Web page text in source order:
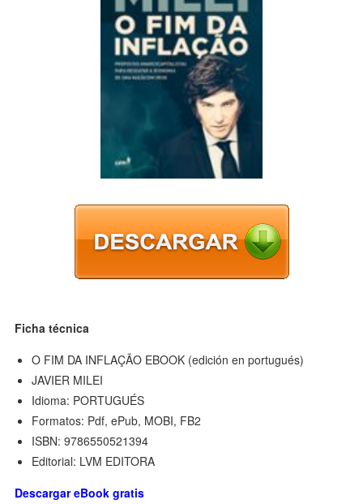
Ficha técnica
O FIM DA INFLAÇÃO EBOOK (edición en portugués)
JAVIER MILEI
Idioma: PORTUGUÉS
Formatos: Pdf, ePub, MOBI, FB2
ISBN: 9786550521394
Editorial: LVM EDITORA
Descargar eBook gratis